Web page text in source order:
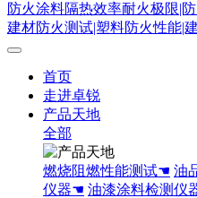
首页
走进卓锐
产品天地
全部
燃烧阻燃性能测试☚ 油
仪器☚ 油漆涂料检测仪